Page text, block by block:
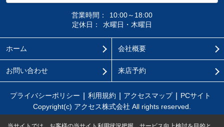
営業時間：
10:00～18:00
定休日：
水曜日・木曜日
ホーム 会社概要
お問い合わせ 来店予約
プライバシーポリシー 利用規約 アクセスマップ
PCサイト
Copyright(c) アクセス株式会社 All rights reserved.